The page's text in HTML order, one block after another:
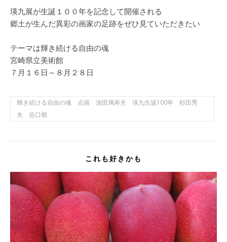
瑛九展が生誕１００年を記念して開催される
郷土が生んだ異彩の画家の足跡をぜひ見ていただきたい
テーマは輝き続ける自由の魂
宮崎県立美術館
７月１６日～８月２８日
輝き続ける自由の魂 点描 池田満寿夫 瑛九生誕100年 杉田秀
夫 谷口都
これも好きかも